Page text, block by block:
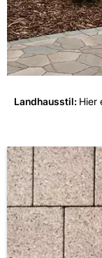
Landhausstil: Hier